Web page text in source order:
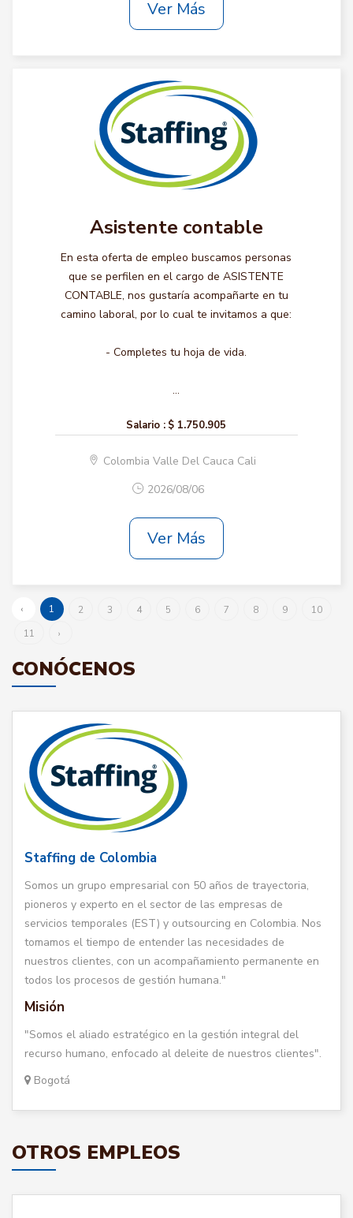
Ver Más
Asistente contable
En esta oferta de empleo buscamos personas
que se perfilen en el cargo de ASISTENTE
CONTABLE, nos gustaría acompañarte en tu
camino laboral, por lo cual te invitamos a que:
- Completes tu hoja de vida.
...
Salario : $ 1.750.905
Colombia Valle Del Cauca Cali
2026/08/06
Ver Más
‹ 1 2 3 4 5 6 7 8 9
10
11
›
CONÓCENOS
Staffing de Colombia
Somos un grupo empresarial con 50 años de trayectoria,
pioneros y experto en el sector de las empresas de
servicios temporales (EST) y outsourcing en Colombia. Nos
tomamos el tiempo de entender las necesidades de
nuestros clientes, con un acompañamiento permanente en
todos los procesos de gestión humana."
Misión
"Somos el aliado estratégico en la gestión integral del
recurso humano, enfocado al deleite de nuestros clientes".
Bogotá
OTROS EMPLEOS